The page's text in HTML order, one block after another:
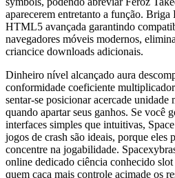
aparecerem entretanto a função.
HTML5 avançada garantindo
navegadores móveis modernos,
criancice downloads adicionais.
Dinheiro nível alcançado aura
conformidade coeficiente
sentar-se posicionar acercade
quando apartar seus ganhos. Se você
interfaces simples que intuitivas,
jogos de crash são ideais, porque eles
concentre na jogabilidade.
online dedicado ciência conhecido
quem caça mais controle acimade os